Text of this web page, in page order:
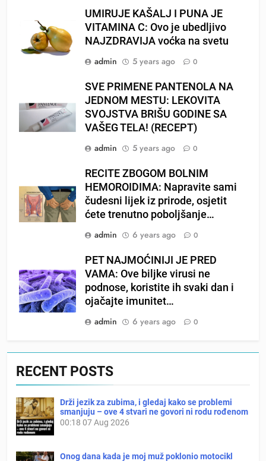
UMIRUJE KAŠALJ I PUNA JE
VITAMINA C: Ovo je ubedljivo
NAJZDRAVIJA voćka na svetu
admin
5 years ago 0
SVE PRIMENE PANTENOLA NA
JEDNOM MESTU: LEKOVITA
SVOJSTVA BRIŠU GODINE SA
VAŠEG TELA! (RECEPT)
admin
5 years ago 0
RECITE ZBOGOM BOLNIM
HEMOROIDIMA: Napravite sami
čudesni lijek iz prirode, osjetit
ćete trenutno poboljšanje…
admin
6 years ago 0
PET NAJMOĆINIJI JE PRED
VAMA: Ove biljke virusi ne
podnose, koristite ih svaki dan i
ojačajte imunitet…
admin
6 years ago 0
RECENT POSTS
Drži jezik za zubima, i gledaj kako se problemi
smanjuju – ove 4 stvari ne govori ni rodu rođenom
00:18 07 Aug 2026
Onog dana kada je moj muž poklonio motocikl